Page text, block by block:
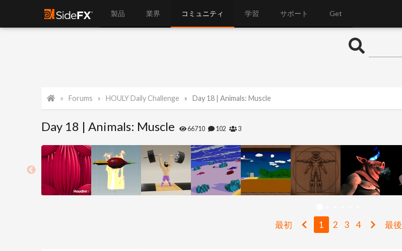
製品 業界 コミュニティ 学習 サポート Get
Forums HOULY Daily Challenge Day 18 | Animals: Muscle
Day 18 | Animals: Muscle 66710 102 3
最初 1 2 3 4 最後